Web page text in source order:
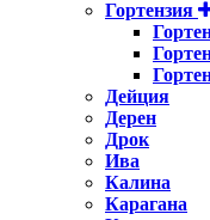
Гортензия
Дейция
Дерен
Дрок
Ива
Калина
Карагана